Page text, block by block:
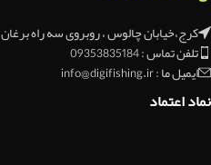
کرج،خیابان چالوس ، روبروی سه راه برغان
تلفن تماس : 09353835184
ایمیل ما : info@digifishing.ir
نماد اعتماد